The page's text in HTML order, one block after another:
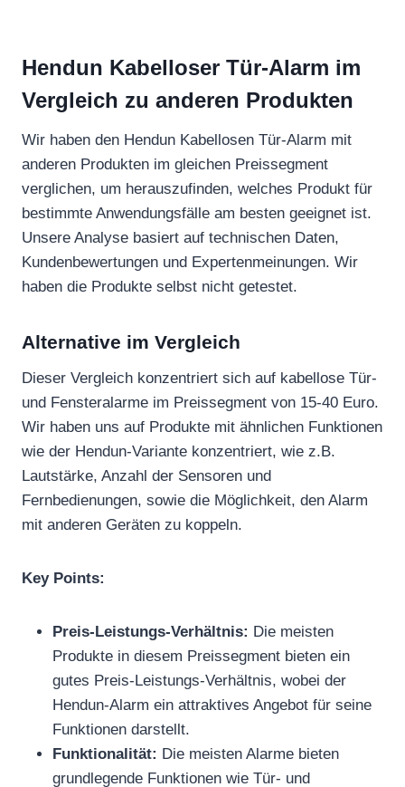
Hendun Kabelloser Tür-Alarm im
Vergleich zu anderen Produkten
Wir haben den Hendun Kabellosen Tür-Alarm mit
anderen Produkten im gleichen Preissegment
verglichen, um herauszufinden, welches Produkt für
bestimmte Anwendungsfälle am besten geeignet ist.
Unsere Analyse basiert auf technischen Daten,
Kundenbewertungen und Expertenmeinungen. Wir
haben die Produkte selbst nicht getestet.
Alternative im Vergleich
Dieser Vergleich konzentriert sich auf kabellose Tür-
und Fensteralarme im Preissegment von 15-40 Euro.
Wir haben uns auf Produkte mit ähnlichen Funktionen
wie der Hendun-Variante konzentriert, wie z.B.
Lautstärke, Anzahl der Sensoren und
Fernbedienungen, sowie die Möglichkeit, den Alarm
mit anderen Geräten zu koppeln.
Key Points:
Preis-Leistungs-Verhältnis: Die meisten
Produkte in diesem Preissegment bieten ein
gutes Preis-Leistungs-Verhältnis, wobei der
Hendun-Alarm ein attraktives Angebot für seine
Funktionen darstellt.
Funktionalität: Die meisten Alarme bieten
grundlegende Funktionen wie Tür- und